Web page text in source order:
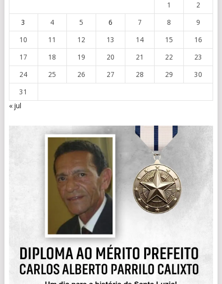
1 2
3 4 5 6 7 8 9
10 11 12 13 14 15 16
17 18 19 20 21 22 23
24 25 26 27 28 29 30
31
« jul